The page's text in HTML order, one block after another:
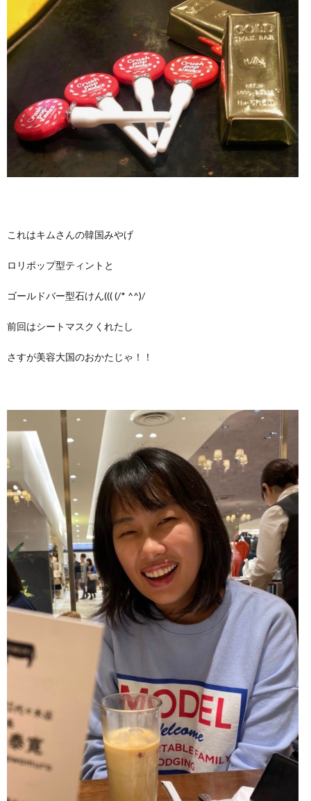
これはキムさんの韓国みやげ
ロリポップ型ティントと
ゴールドバー型石けん((( (/* ^^)/
前回はシートマスクくれたし
さすが美容大国のおかたじゃ！！